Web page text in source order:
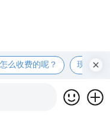
么收费的呢？ 现在有